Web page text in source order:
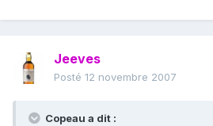
Jeeves
Posté 12 novembre 2007
Copeau a dit :